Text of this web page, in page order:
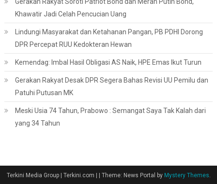
Khawatir Jadi Celah Pencucian Uang
Lindungi Masyarakat dan Ketahanan Pangan, PB PDHI Dorong
DPR Percepat RUU Kedokteran Hewan
Kemendag: Imbal Hasil Obligasi AS Naik, HPE Emas Ikut Turun
Gerakan Rakyat Desak DPR Segera Bahas Revisi UU Pemilu dan
Patuhi Putusan MK
Meski Usia 74 Tahun, Prabowo : Semangat Saya Tak Kalah dari
yang 34 Tahun
Terkini Media Group | Terkini.com | Theme: News Portal by Mystery Themes.